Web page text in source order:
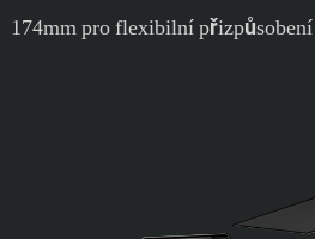
174mm pro flexibilní